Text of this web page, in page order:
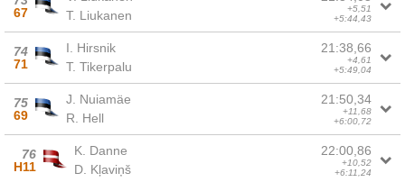
67
T. Liukanen
+5,51
+5:44,43
74
71
I. Hirsnik
T. Tikerpalu
21:38,66
+4,61
+5:49,04
75
69
J. Nuiamäe
R. Hell
21:50,34
+11,68
+6:00,72
76
H11
K. Danne
D. Kļaviņš
22:00,86
+10,52
+6:11,24